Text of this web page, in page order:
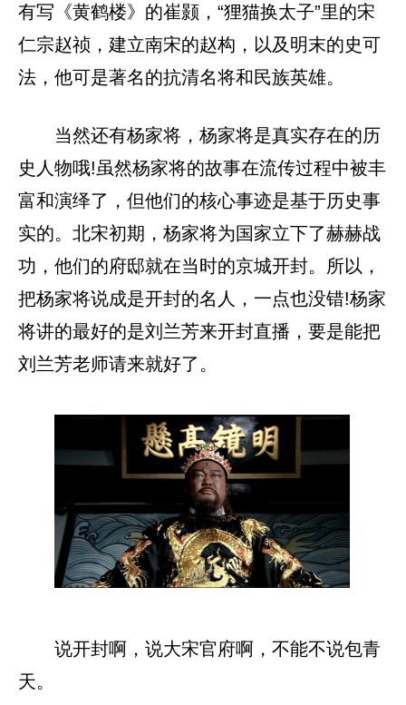
有写《黄鹤楼》的崔颢，“狸猫换太子”里的宋
仁宗赵祯，建立南宋的赵构，以及明末的史可
法，他可是著名的抗清名将和民族英雄。
当然还有杨家将，杨家将是真实存在的历
史人物哦!虽然杨家将的故事在流传过程中被丰
富和演绎了，但他们的核心事迹是基于历史事
实的。北宋初期，杨家将为国家立下了赫赫战
功，他们的府邸就在当时的京城开封。所以，
把杨家将说成是开封的名人，一点也没错!杨家
将讲的最好的是刘兰芳来开封直播，要是能把
刘兰芳老师请来就好了。
说开封啊，说大宋官府啊，不能不说包青
天。